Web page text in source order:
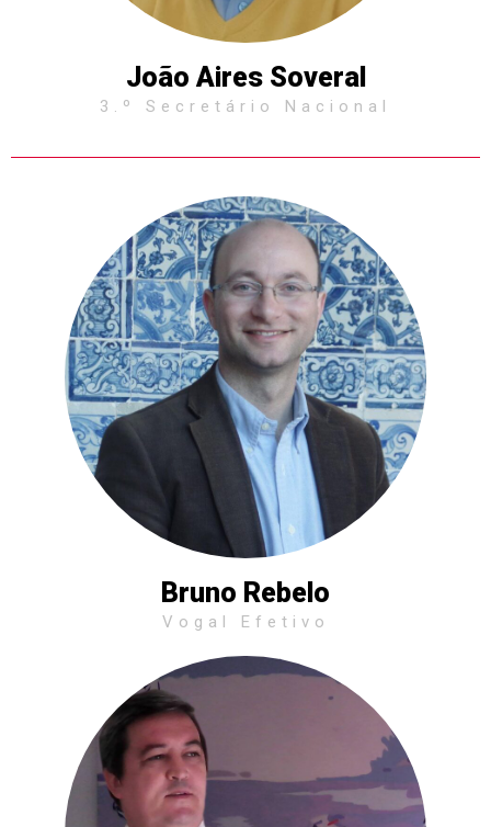
João Aires Soveral
3.º Secretário Nacional
Bruno Rebelo
Vogal Efetivo